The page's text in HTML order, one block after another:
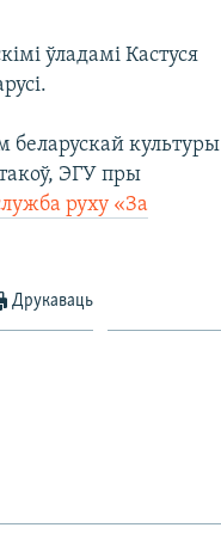
ўладамі Кастуся
беларускай культуры
ЭГУ пры
руху «За
Друкаваць